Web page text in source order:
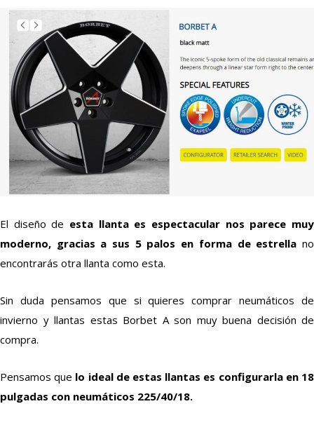
El diseño de esta llanta es espectacular nos parece muy
moderno, gracias a sus 5 palos en forma de estrella no
encontrarás otra llanta como esta.
Sin duda pensamos que si quieres comprar neumáticos de
invierno y llantas estas Borbet A son muy buena decisión de
compra.
Pensamos que lo ideal de estas llantas es configurarla en 18
pulgadas con neumáticos 225/40/18.